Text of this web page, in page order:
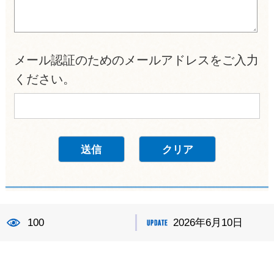
メール認証のためのメールアドレスをご入力
ください。
100 2026年6月10日